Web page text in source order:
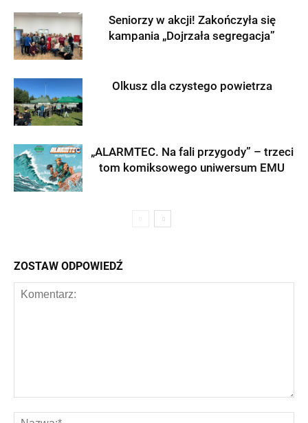
Seniorzy w akcji! Zakończyła się
kampania „Dojrzała segregacja”
Olkusz dla czystego powietrza
„ALARMTEC. Na fali przygody” – trzeci
tom komiksowego uniwersum EMU
ZOSTAW ODPOWIEDŹ